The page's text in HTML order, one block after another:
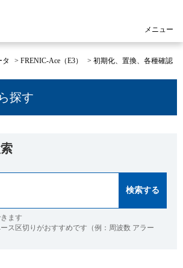
メニュー
タ > FRENIC-Ace（E3） > 初期化、置換、各種確認
探す
ます
ス区切りがおすすめです（例：周波数 アラー